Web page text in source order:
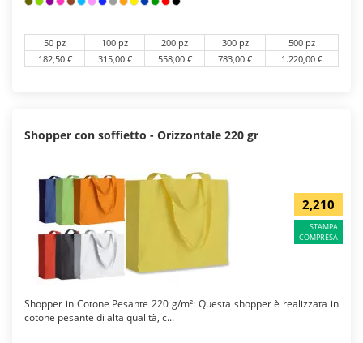
50 pz 100 pz 200 pz 300 pz
500 pz
182,50 €
315,00 € 558,00 € 783,00 € 1.220,00 €
Shopper con soffietto - Orizzontale 220 gr
2,210
STAMPA
COMPRESA
Shopper in Cotone Pesante 220 g/m²: Questa shopper è realizzata in
cotone pesante di alta qualità, c...